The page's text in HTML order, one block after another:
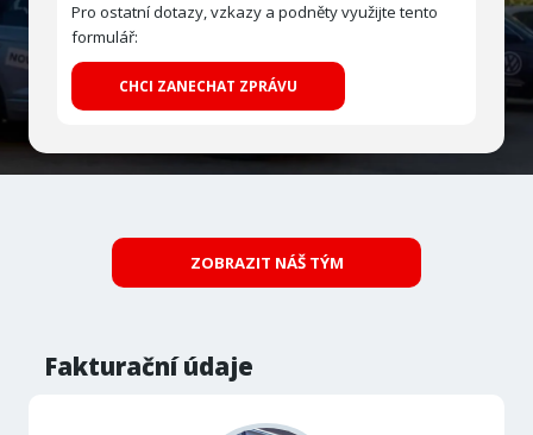
Pro ostatní dotazy, vzkazy a podněty využijte tento
formulář:
CHCI ZANECHAT ZPRÁVU
ZOBRAZIT NÁŠ TÝM
Fakturační údaje